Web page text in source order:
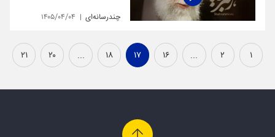
چندرسانه‌ای ۱۴۰۵/۰۴/۰۴
۱ ۲ ... ۱۶ ۱۷ ۱۸ ... ۲۰ ۲۱